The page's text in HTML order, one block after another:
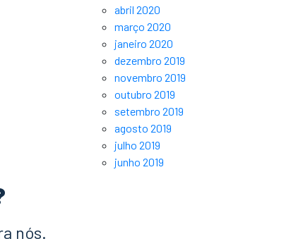
abril 2020
março 2020
janeiro 2020
dezembro 2019
novembro 2019
outubro 2019
setembro 2019
agosto 2019
julho 2019
junho 2019
nós.